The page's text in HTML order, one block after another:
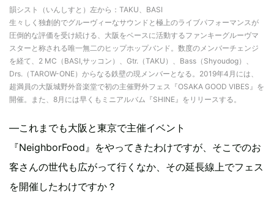
韻シスト（いんしすと）左から：TAKU、BASI
生々しく独創的でグルーヴィーなサウンドと極上のライブパフォーマンスが
圧倒的な評価を受け続ける、大阪をベースに活動するファンキーグルーヴマ
スターと称される唯一無二のヒップホップバンド。数度のメンバーチェンジ
を経て、2 MC（BASI,サッコン）、Gtr.（TAKU）、Bass（Shyoudog）、
Drs.（TAROW-ONE）からなる鉄壁の現メンバーとなる。2019年4月には、
超満員の大阪城野外音楽堂で初の主催野外フェス『OSAKA GOOD VIBES』を
開催。また、8月には早くもミニアルバム『SHINE』をリリースする。
―これまでも大阪と東京で主催イベント
『NeighborFood』をやってきたわけですが、そこでのお
客さんの世代も広がって行くなか、その延長線上でフェス
を開催したわけですか？